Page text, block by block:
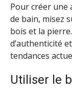
Pour créer une
de bain, misez
bois et la
d’authenticité
tendances
Utiliser le